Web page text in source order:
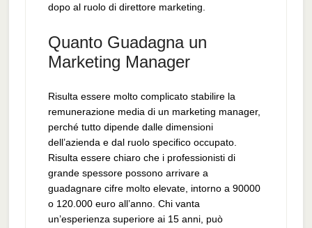
dopo al ruolo di direttore marketing.
Quanto Guadagna un
Marketing Manager
Risulta essere molto complicato stabilire la
remunerazione media di un marketing manager,
perché tutto dipende dalle dimensioni
dell’azienda e dal ruolo specifico occupato.
Risulta essere chiaro che i professionisti di
grande spessore possono arrivare a
guadagnare cifre molto elevate, intorno a 90000
o 120.000 euro all’anno. Chi vanta
un’esperienza superiore ai 15 anni, può